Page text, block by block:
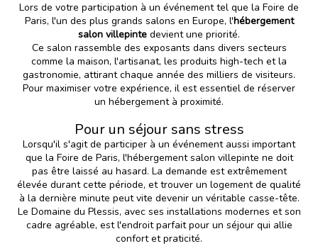
Lors de votre participation à un événement tel que la Foire de
Paris, l'un des plus grands salons en Europe, l'hébergement
salon villepinte devient une priorité.
Ce salon rassemble des exposants dans divers secteurs
comme la maison, l'artisanat, les produits high-tech et la
gastronomie, attirant chaque année des milliers de visiteurs.
Pour maximiser votre expérience, il est essentiel de réserver
un hébergement à proximité.
Pour un séjour sans stress
Lorsqu'il s'agit de participer à un événement aussi important
que la Foire de Paris, l'hébergement salon villepinte ne doit
pas être laissé au hasard. La demande est extrêmement
élevée durant cette période, et trouver un logement de qualité
à la dernière minute peut vite devenir un véritable casse-tête.
Le Domaine du Plessis, avec ses installations modernes et son
cadre agréable, est l'endroit parfait pour un séjour qui allie
confort et praticité.